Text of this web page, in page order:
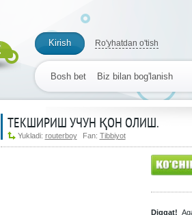
Kirish Ro'yhatdan o'tish
Bosh bet Biz bilan bog'lanish
ТЕКШИРИШ УЧУН ҚОН ОЛИШ.
Yukladi: routerboy Fan: Tibbiyot
Diqqat!